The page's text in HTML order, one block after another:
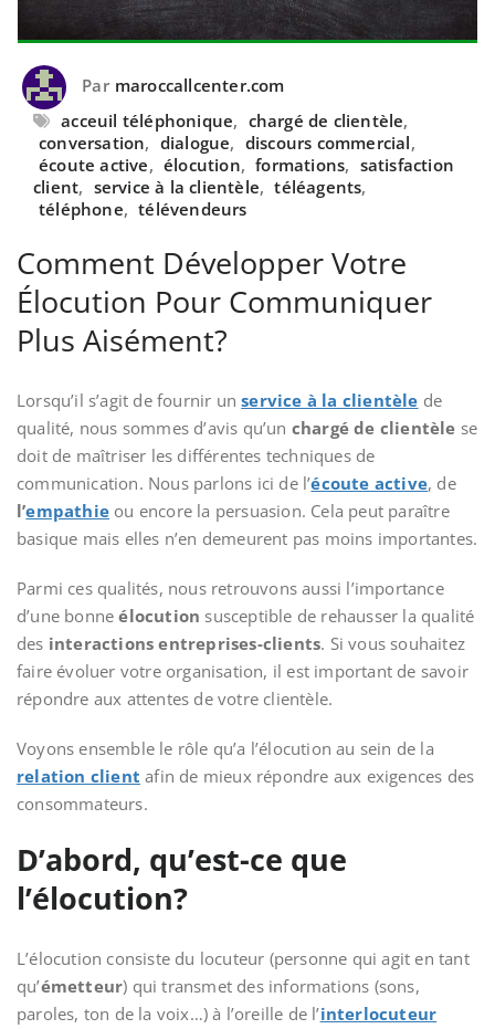
Par maroccallcenter.com
acceuil téléphonique, chargé de clientèle,
conversation, dialogue, discours commercial,
écoute active, élocution, formations, satisfaction
client, service à la clientèle, téléagents,
téléphone, télévendeurs
Comment Développer Votre
Élocution Pour Communiquer
Plus Aisément?
Lorsqu’il s’agit de fournir unservice à la clientèle de
qualité, nous sommes d’avis qu’un chargé de clientèle se
doit de maîtriser les différentes techniques de
communication. Nous parlons ici de l’écoute active, de
l’empathie ou encore la persuasion. Cela peut paraître
basique mais elles n’en demeurent pas moins importantes.
Parmi ces qualités, nous retrouvons aussi l’importance
d’une bonneélocution susceptible de rehausser la qualité
des interactions entreprises-clients. Si vous souhaitez
faire évoluer votre organisation, il est important de savoir
répondre aux attentes de votre clientèle.
Voyons ensemble le rôle qu’a l’élocution au sein de la
relation client afin de mieux répondre aux exigences des
consommateurs.
D’abord, qu’est-ce que
l’élocution?
L’élocution consiste du locuteur (personne qui agit en tant
qu’émetteur) qui transmet des informations (sons,
paroles, ton de la voix…) à l’oreille de l’interlocuteur